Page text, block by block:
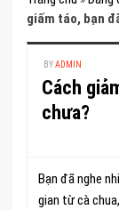
giấm táo, bạn
BYADMIN
Cách
chưa?
Bạn đã nghe
gian từ cà